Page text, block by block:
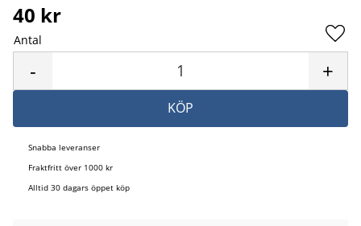
40 kr
Antal
+
-
KÖP
Snabba leveranser
Fraktfritt över 1000 kr
Alltid 30 dagars öppet köp